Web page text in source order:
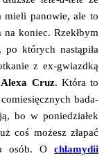
mie­li pano­wie, ale to
na koniec. Rzekł­bym
któ­rych nastą­pi­ła
z ex-gwiazd­ką
Ale­xa Cruz. Któ­ra to
bada­
bo w ponie­dzia­łek
coś możesz zła­pać
osób. O chla­my­dii